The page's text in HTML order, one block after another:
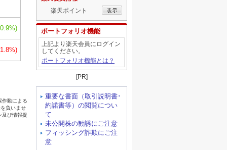
楽天ポイント
ポートフォリオ機能
上記より楽天会員にログイン
してください。
ポートフォリオ機能とは？
[PR]
重要な書面（取引説明書･
約諾書等）の閲覧につい
て
未公開株の勧誘にご注意
フィッシング詐欺にご注
意